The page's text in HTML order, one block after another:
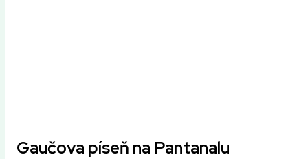
Gaučova píseň na Pantanalu